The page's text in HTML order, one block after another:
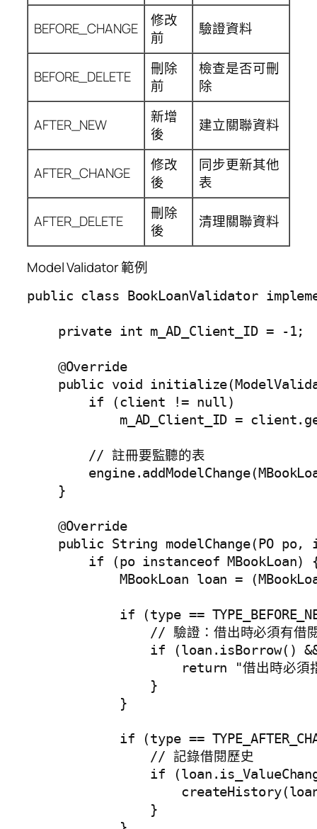
BEFORE_CHANGE
修改
前
驗證資料
BEFORE_DELETE
刪除
前
檢查是否可刪
除
AFTER_NEW
新增
後
建立關聯資料
AFTER_CHANGE
修改
後
同步更新其他
表
AFTER_DELETE
刪除
後
清理關聯資料
Model Validator 範例
public class BookLoanValidator
    private int m_AD_Client_ID = -1;
    @Override
public void
        if (client != null)
m_AD_Client_ID =
        // 註冊要監聽的表
    }
    @Override
public String modelChange(PO po,
if (po instanceof MBookLoan)
MBookLoan loan =
if (type ==
// 驗證：借出時必須有借
if (loan.isBorrow()
return "借出時必須
                }
            }
if (type ==
                // 記錄借閱歷史
if
                }